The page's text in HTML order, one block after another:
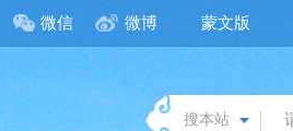
微信 微博 蒙文版
搜本站